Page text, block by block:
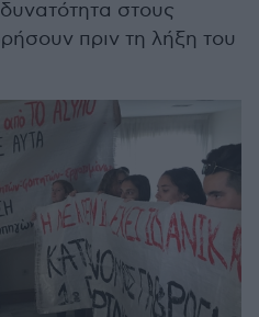
στους
πριν τη λήξη του